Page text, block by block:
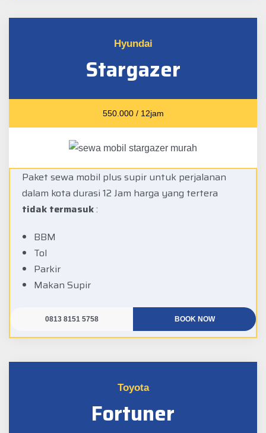
Hyundai
Stargazer
550.000 / 12jam
Paket sewa mobil plus supir untuk perjalanan
dalam kota durasi 12 Jam harga yang tertera
tidak termasuk:
BBM
Tol
Parkir
Makan Supir
0813 8151 5758 BOOK NOW
Toyota
Fortuner